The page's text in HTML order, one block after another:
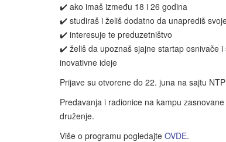
✔️ ako imaš između 18 i 26 godina
✔️ studiraš i želiš dodatno da unaprediš
✔️ interesuje te preduzetništvo
✔️ želiš da upoznaš sjajne startap osnivače️
inovativne ideje
Prijave su otvorene do 22. juna na sajtu
Predavanja i radionice na kampu
druženje.
Više o programu pogledajte OVDE.